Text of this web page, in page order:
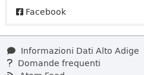
Facebook
Informazioni Dati Alto Adige
Domande frequenti